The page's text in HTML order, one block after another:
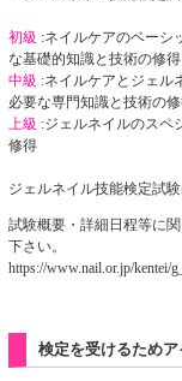
初級 :ネイルケアのベーシ
な基礎的知識と技術の修得
中級 :ネイルケアとジェル
必要な専門知識と技術の
上級 :ジェルネイルのスペ
修得
ジェルネイル技能検定試
試験概要・詳細日程等に
下さい。
https://www.nail.or.jp/kentei/
検定を受けるため